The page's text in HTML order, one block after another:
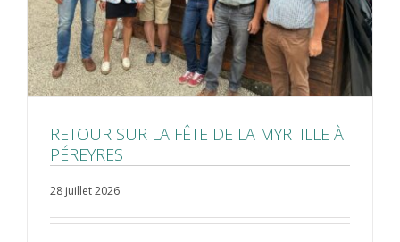
RETOUR SUR LA FÊTE DE LA MYRTILLE À
PÉREYRES !
28 juillet 2026